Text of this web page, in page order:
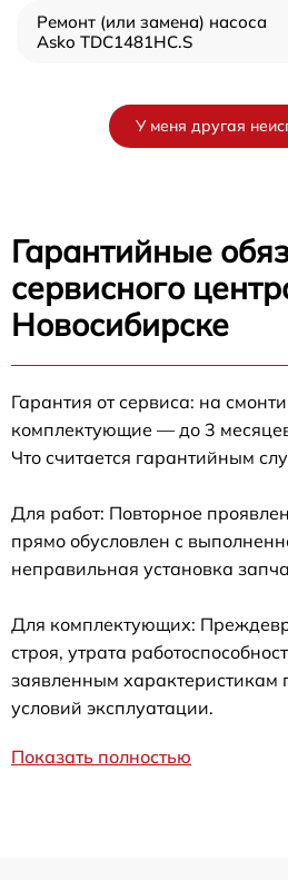
Ремонт (или замена) насоса
Asko TDC1481HC.S
У меня другая
Гарантийные
сервисного
Новосибирске
Гарантия от сервиса: на
комплектующие — до 3
Что считается гарантийным
Для работ: Повторное
прямо обусловлен с
неправильная установка
Для комплектующих:
строя, утрата
заявленным характеристикам
условий эксплуатации.
Показать полностью